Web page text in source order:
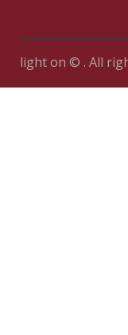
light on © . All